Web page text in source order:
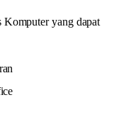
Komputer yang dapat